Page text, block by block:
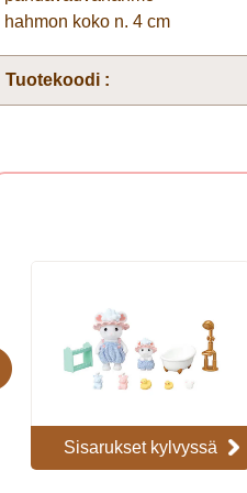
hahmon koko n. 4 cm
Tuotekoodi :
Sisarukset kylvyssä